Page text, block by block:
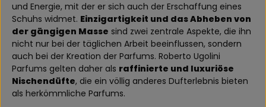
und Energie, mit der er sich auch der Erschaffung eines
Schuhs widmet. Einzigartigkeit und das Abheben von
der gängigen Masse sind zwei zentrale Aspekte, die ihn
nicht nur bei der täglichen Arbeit beeinflussen, sondern
auch bei der Kreation der Parfums. Roberto Ugolini
Parfums gelten daher als raffinierte und luxuriöse
Nischendüfte, die ein völlig anderes Dufterlebnis bieten
als herkömmliche Parfums.